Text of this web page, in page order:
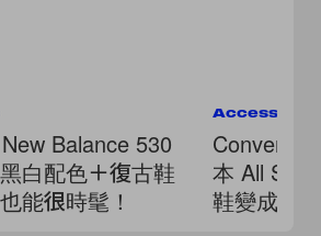
Balance 530
白配色＋復古鞋
能很時髦！
Converse
本 All Star
鞋變成時